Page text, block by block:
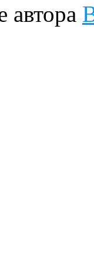
автора